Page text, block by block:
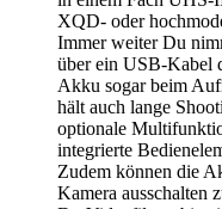
XQD- oder
Immer weiter Du
über ein USB-Kabel
Akku sogar beim
hält auch lange
optionale
integrierte
Zudem können die
Kamera ausschalten